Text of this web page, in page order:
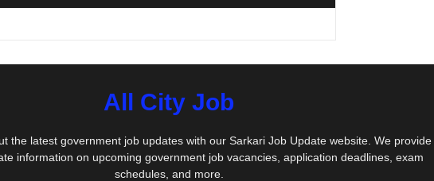
All City Job
the latest government job updates with our Sarkari Job Update website. We provide
information on upcoming government job vacancies, application deadlines, exam
schedules, and more.